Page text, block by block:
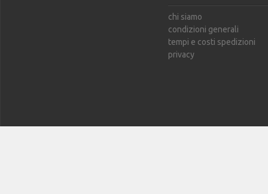
chi siamo
condizioni generali
tempi e costi spedizioni
privacy